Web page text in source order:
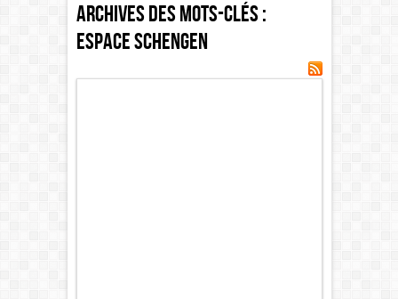
Archives des mots-clés :
espace Schengen